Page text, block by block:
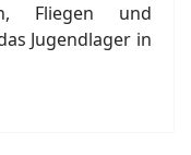
Fliegen und
Jugendlager in